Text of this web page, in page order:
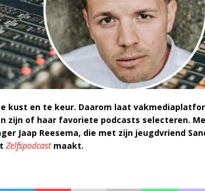
kust en te keur. Daarom laat
zijn of haar favoriete podcasts selecteren.
Jaap Reesema, die met zijn jeugdvriend
Zelfspodcastmaakt.